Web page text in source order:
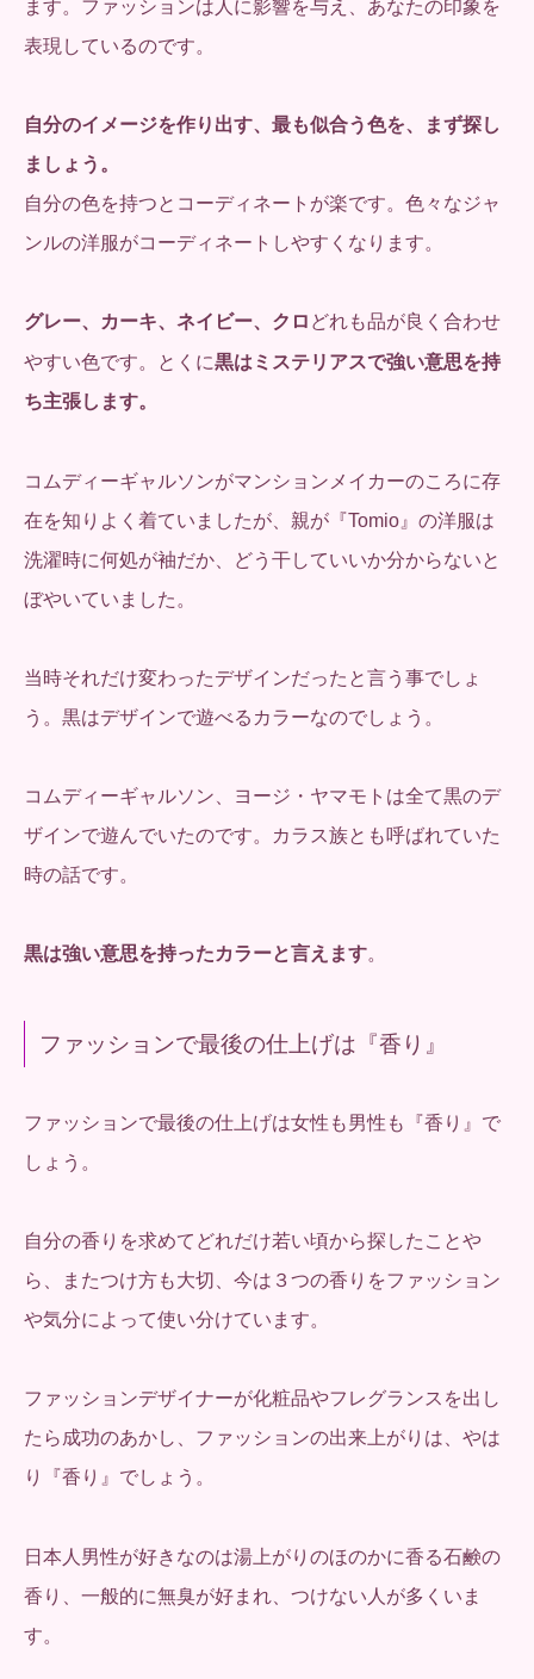
ます。ファッションは人に影響を与え、あなたの印象を
表現しているのです。
自分のイメージを作り出す、最も似合う色を、まず探し
ましょう。
自分の色を持つとコーディネートが楽です。色々なジャ
ンルの洋服がコーディネートしやすくなります。
グレー、カーキ、ネイビー、クロ どれも品が良く合わせ
やすい色です。とくに黒はミステリアスで強い意思を持
ち主張します。
コムディーギャルソンがマンションメイカーのころに存
在を知りよく着ていましたが、親が『Tomio』の洋服は
洗濯時に何処が袖だか、どう干していいか分からないと
ぼやいていました。
当時それだけ変わったデザインだったと言う事でしょ
う。黒はデザインで遊べるカラーなのでしょう。
コムディーギャルソン、ヨージ・ヤマモトは全て黒のデ
ザインで遊んでいたのです。カラス族とも呼ばれていた
時の話です。
黒は強い意思を持ったカラーと言えます。
ファッションで最後の仕上げは『香り』
ファッションで最後の仕上げは女性も男性も『香り』で
しょう。
自分の香りを求めてどれだけ若い頃から探したことや
ら、またつけ方も大切、今は３つの香りをファッション
や気分によって使い分けています。
ファッションデザイナーが化粧品やフレグランスを出し
たら成功のあかし、ファッションの出来上がりは、やは
り『香り』でしょう。
日本人男性が好きなのは湯上がりのほのかに香る石鹸の
香り、一般的に無臭が好まれ、つけない人が多くいま
す。